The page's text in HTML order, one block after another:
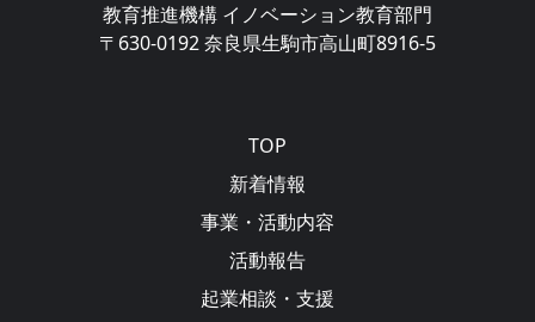
教育推進機構 イノベーション教育部門
〒630-0192 奈良県生駒市高山町8916-5
TOP
新着情報
事業・活動内容
活動報告
起業相談・支援